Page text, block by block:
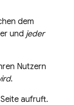
dem
und jeder
Nutzern
.
aufruft.